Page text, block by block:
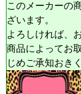
このメーカーの
ざいます。
よろしければ、
商品によってお
じめご承知おき